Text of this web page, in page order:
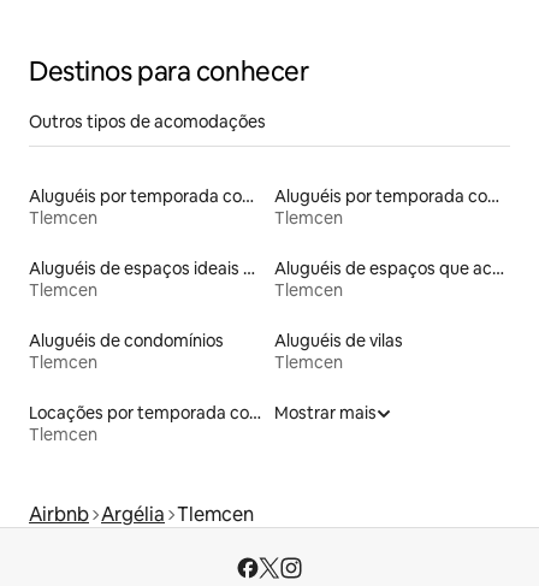
Destinos para conhecer
Outros tipos de acomodações
Aluguéis por temporada com banheira de hidromassagem
Tlemcen
Aluguéis por temporada com acesso à praia
Tlemcen
Aluguéis de espaços ideais para famílias
Tlemcen
Aluguéis de espaços que aceitam animais de estimação
Tlemcen
Aluguéis de condomínios
Tlemcen
Aluguéis de vilas
Tlemcen
Locações por temporada com piscina
Tlemcen
Mostrar mais
Airbnb Argélia Tlemcen